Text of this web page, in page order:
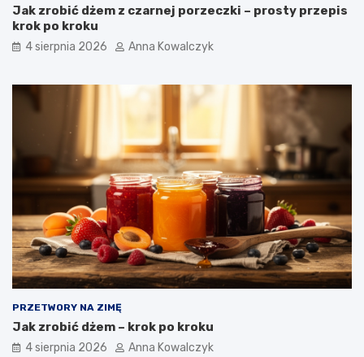
Jak zrobić dżem z czarnej porzeczki – prosty przepis
krok po kroku
4 sierpnia 2026 Anna Kowalczyk
PRZETWORY NA ZIMĘ
Jak zrobić dżem – krok po kroku
4 sierpnia 2026 Anna Kowalczyk